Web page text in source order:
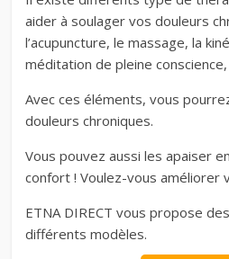
aider à soulager vos douleurs
l’acupuncture, le massage, la
méditation de pleine
Avec ces éléments, vous
douleurs chroniques.
Vous pouvez aussi les apaiser
confort ! Voulez-vous améliorer
ETNA DIRECT vous propose
différents modèles.